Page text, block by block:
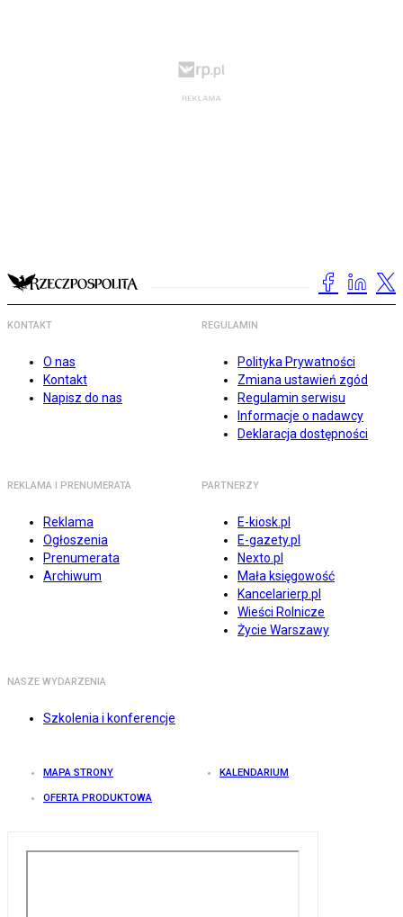
KONTAKT
O nas
Kontakt
Napisz do nas
REGULAMIN
Polityka Prywatności
Zmiana ustawień zgód
Regulamin serwisu
Informacje o nadawcy
Deklaracja dostępności
REKLAMA I PRENUMERATA
Reklama
Ogłoszenia
Prenumerata
Archiwum
PARTNERZY
E-kiosk.pl
E-gazety.pl
Nexto.pl
Mała księgowość
Kancelarierp.pl
Wieści Rolnicze
Życie Warszawy
NASZE WYDARZENIA
Szkolenia i konferencje
MAPA STRONY KALENDARIUM
OFERTA PRODUKTOWA